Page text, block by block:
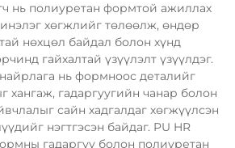
нь полиуретан формтой ажиллах
хөгжлийг төлөөлж, өндөр
нөхцөл байдал болон хүнд
гайхалтай үзүүлэлт үзүүлдэг.
нь формноос деталийг
хангаж, гадаргуугийн чанар болон
сайн хадгалдаг хөгжүүлсэн
нэгтгэсэн байдаг. PU HR
гадаргуу болон полиуретан